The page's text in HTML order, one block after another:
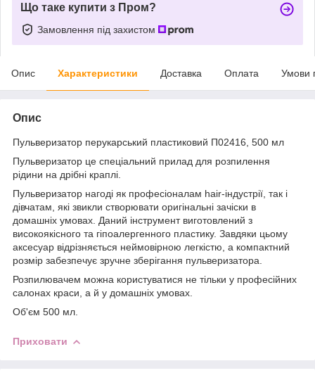
Що таке купити з Пром?
Замовлення під захистом
Опис Характеристики Доставка Оплата Умови
Опис
Пульверизатор перукарський пластиковий П02416, 500 мл
Пульверизатор це спеціальний прилад для розпилення
рідини на дрібні краплі.
Пульверизатор нагоді як професіоналам hair-індустрії, так і
дівчатам, які звикли створювати оригінальні зачіски в
домашніх умовах. Даний інструмент виготовлений з
високоякісного та гіпоалергенного пластику. Завдяки цьому
аксесуар відрізняється неймовірною легкістю, а компактний
розмір забезпечує зручне зберігання пульверизатора.
Розпилювачем можна користуватися не тільки у професійних
салонах краси, а й у домашніх умовах.
Об'єм 500 мл.
Приховати